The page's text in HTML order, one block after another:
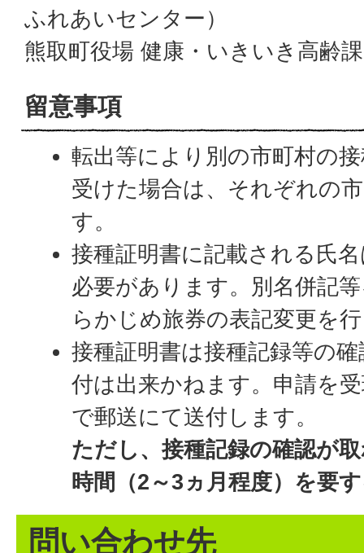
ふれあいセンター）
熊取町役場 健康・いきいき高齢
留意事項
転出等により別の市町村の
受けた場合は、それぞれの
す。
接種証明書に記載される氏
必要があります。別名併記
らかじめ旅券の表記変更を
接種証明書は接種記録等の
付は出来かねます。申請を
で郵送にて送付します。
ただし、接種記録の確認が
時間（2～3ヵ月程度）を要
問い合わせ先